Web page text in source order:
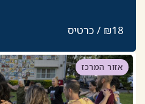
₪18 / כרטיס
אזור המרכז